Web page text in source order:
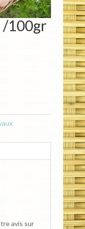
/100gr
avis sur